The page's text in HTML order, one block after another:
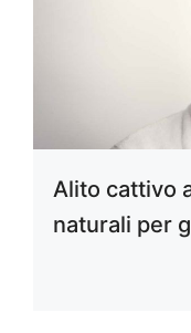
Alito cattivo
naturali per